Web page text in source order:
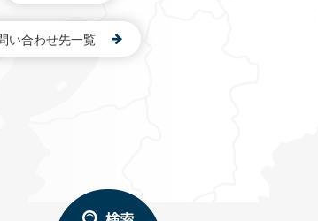
い合わせ先一覧